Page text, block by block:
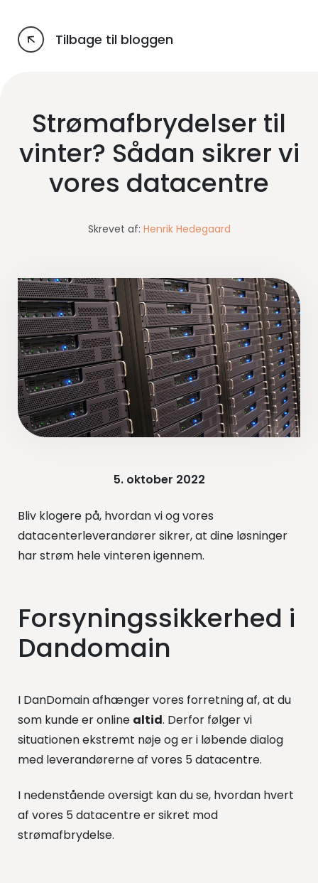
Tilbage til bloggen
Strømafbrydelser til
vinter? Sådan sikrer vi
vores datacentre
Skrevet af: Henrik Hedegaard
5. oktober 2022
Bliv klogere på, hvordan vi og vores
datacenterleverandører sikrer, at dine løsninger
har strøm hele vinteren igennem.
Forsyningssikkerhed i
Dandomain
I DanDomain afhænger vores forretning af, at du
som kunde er online altid. Derfor følger vi
situationen ekstremt nøje og er i løbende dialog
med leverandørerne af vores 5 datacentre.
I nedenstående oversigt kan du se, hvordan hvert
af vores 5 datacentre er sikret mod
strømafbrydelse.